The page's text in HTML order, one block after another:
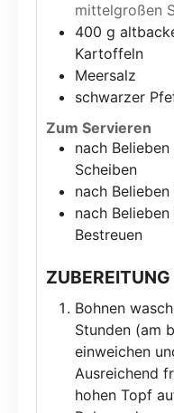
mittelgroßen
400 g
Kartoffeln
Meersalz
schwarzer
Zum Servieren
nach
Scheiben
nach
nach
Bestreuen
ZUBEREITUNG
Bohnen
Stunden (am
einweichen
Ausreichend
hohen Topf